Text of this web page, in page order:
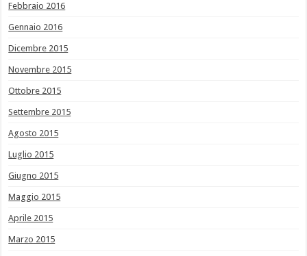
Febbraio 2016
Gennaio 2016
Dicembre 2015
Novembre 2015
Ottobre 2015
Settembre 2015
Agosto 2015
Luglio 2015
Giugno 2015
Maggio 2015
Aprile 2015
Marzo 2015